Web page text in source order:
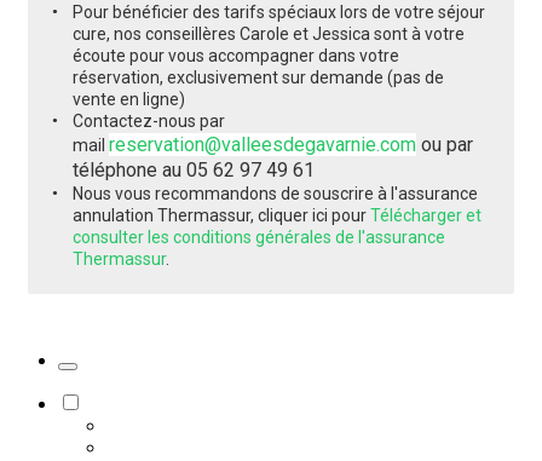
Pour bénéficier des tarifs spéciaux lors de votre séjour
cure, nos conseillères Carole et Jessica sont à votre
écoute pour vous accompagner dans votre
réservation, exclusivement sur demande (pas de
vente en ligne)
Contactez-nous par
mail reservation@valleesdegavarnie.comou par
téléphone au 05 62 97 49 61
Nous vous recommandons de souscrire à l'assurance
annulation Thermassur, cliquer ici pourTélécharger et
consulter les conditions générales de l'assurance
Thermassur.